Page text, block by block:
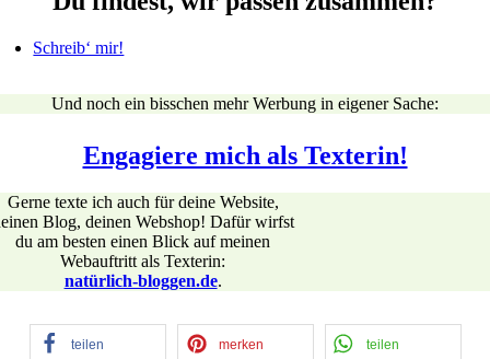
Schreib‘ mir!
Und noch ein bisschen mehr Werbung in eigener Sache:
Engagiere mich als Texterin!
Gerne texte ich auch für deine Website,
Blog, deinen Webshop! Dafür wirfst
du am besten einen Blick auf meinen
Webauftritt als Texterin:
natürlich-bloggen.de.
teilen merken teilen